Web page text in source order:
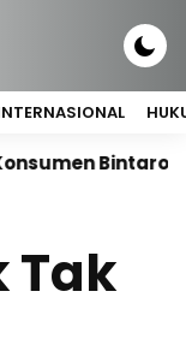
Bintaro Plaza
Tak